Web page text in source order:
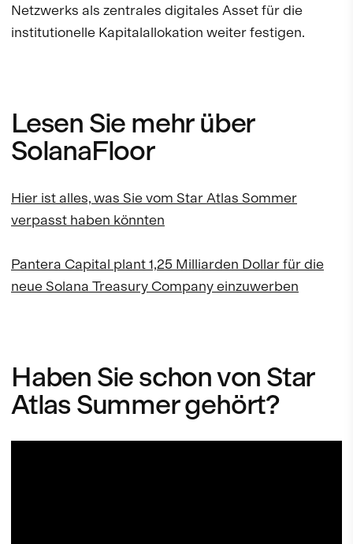
Netzwerks als zentrales digitales Asset für die
institutionelle Kapitalallokation weiter festigen.
Lesen Sie mehr über
SolanaFloor
Hier ist alles, was Sie vom Star Atlas Sommer
verpasst haben könnten
Pantera Capital plant 1,25 Milliarden Dollar für die
neue Solana Treasury Company einzuwerben
Haben Sie schon von Star
Atlas Summer gehört?